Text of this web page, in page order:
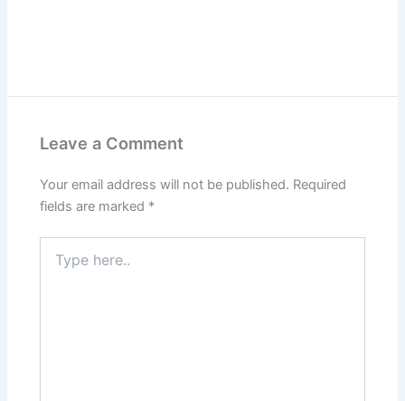
Leave a Comment
Your email address will not be published. Required
fields are marked *
here..